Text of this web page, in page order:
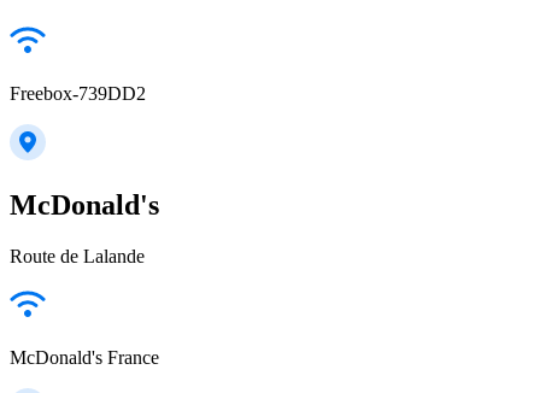
Freebox-739DD2
McDonald's
Route de Lalande
McDonald's France